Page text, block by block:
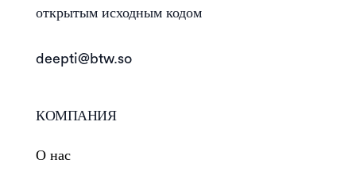
открытым исходным кодом
deepti@btw.so
КОМПАНИЯ
О нас